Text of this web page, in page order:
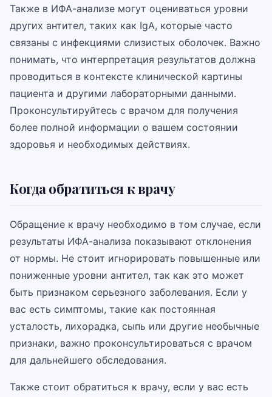
Также в ИФА-анализе могут оцениваться уровни
других антител, таких как IgA, которые часто
связаны с инфекциями слизистых оболочек. Важно
понимать, что интерпретация результатов должна
проводиться в контексте клинической картины
пациента и другими лабораторными данными.
Проконсультируйтесь с врачом для получения
более полной информации о вашем состоянии
здоровья и необходимых действиях.
Когда обратиться к врачу
Обращение к врачу необходимо в том случае, если
результаты ИФА-анализа показывают отклонения
от нормы. Не стоит игнорировать повышенные или
пониженные уровни антител, так как это может
быть признаком серьезного заболевания. Если у
вас есть симптомы, такие как постоянная
усталость, лихорадка, сыпь или другие необычные
признаки, важно проконсультироваться с врачом
для дальнейшего обследования.
Также стоит обратиться к врачу, если у вас есть